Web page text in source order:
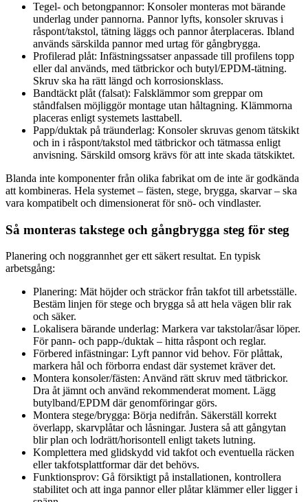
Tegel- och betongpannor: Konsoler monteras mot bärande
underlag under pannorna. Pannor lyfts, konsoler skruvas i
råspont/takstol, tätning läggs och pannor återplaceras. Ibland
används särskilda pannor med urtag för gångbrygga.
Profilerad plåt: Infästningssatser anpassade till profilens topp
eller dal används, med tätbrickor och butyl/EPDM-tätning.
Skruv ska ha rätt längd och korrosionsklass.
Bandtäckt plåt (falsat): Falsklämmor som greppar om
ståndfalsen möjliggör montage utan håltagning. Klämmorna
placeras enligt systemets lasttabell.
Papp/duktak på träunderlag: Konsoler skruvas genom tätskikt
och in i råspont/takstol med tätbrickor och tätmassa enligt
anvisning. Särskild omsorg krävs för att inte skada tätskiktet.
Blanda inte komponenter från olika fabrikat om de inte är godkända
att kombineras. Hela systemet – fästen, stege, brygga, skarvar – ska
vara kompatibelt och dimensionerat för snö- och vindlaster.
Så monteras takstege och gångbrygga steg för steg
Planering och noggrannhet ger ett säkert resultat. En typisk
arbetsgång:
Planering: Mät höjder och sträckor från takfot till arbetsställe.
Bestäm linjen för stege och brygga så att hela vägen blir rak
och säker.
Lokalisera bärande underlag: Markera var takstolar/åsar löper.
För pann- och papp-/duktak – hitta råspont och reglar.
Förbered infästningar: Lyft pannor vid behov. För plåttak,
markera hål och förborra endast där systemet kräver det.
Montera konsoler/fästen: Använd rätt skruv med tätbrickor.
Dra åt jämnt och använd rekommenderat moment. Lägg
butylband/EPDM där genomföringar görs.
Montera stege/brygga: Börja nedifrån. Säkerställ korrekt
överlapp, skarvplåtar och låsningar. Justera så att gångytan
blir plan och lodrätt/horisontell enligt takets lutning.
Komplettera med glidskydd vid takfot och eventuella räcken
eller takfotsplattformar där det behövs.
Funktionsprov: Gå försiktigt på installationen, kontrollera
stabilitet och att inga pannor eller plåtar klämmer eller ligger i